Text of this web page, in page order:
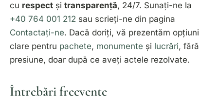
cu respect și transparență, 24/7. Sunați-ne la
+40 764 001 212 sau scrieți-ne din pagina
Contactați-ne. Dacă doriți, vă prezentăm opțiuni
clare pentru pachete, monumente și lucrări, fără
presiune, doar după ce aveți actele rezolvate.
Întrebări frecvente